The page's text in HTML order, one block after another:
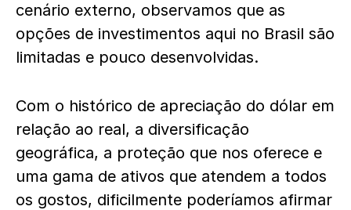
cenário externo, observamos que as
opções de investimentos aqui no Brasil são
limitadas e pouco desenvolvidas.
Com o histórico de apreciação do dólar em
relação ao real, a diversificação
geográfica, a proteção que nos oferece e
uma gama de ativos que atendem a todos
os gostos, dificilmente poderíamos afirmar